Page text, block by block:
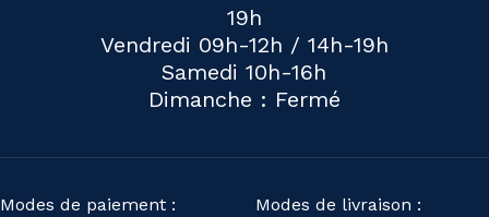
19h
Vendredi 09h-12h / 14h-19h
Samedi 10h-16h
Dimanche : Fermé
Modes de paiement : Modes de livraison :